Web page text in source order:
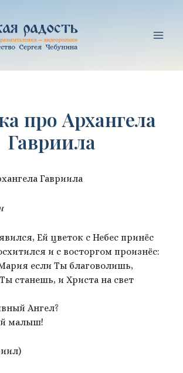
про Архангела
Гавриила
Гавриила
Ей цветок с Небес принёс
и с восторгом произнёс:
если Ты благоволишь,
станешь, и Христа на свет
Ангел?
малыш!